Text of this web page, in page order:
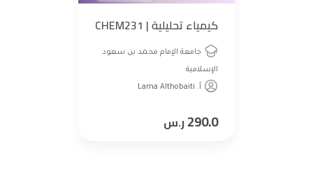
كيمياء تحليلية | CHEM231
جامعة الإمام محمد بن سعود
الإسلامية
أ. Lama Althobaiti
290.0ر.س